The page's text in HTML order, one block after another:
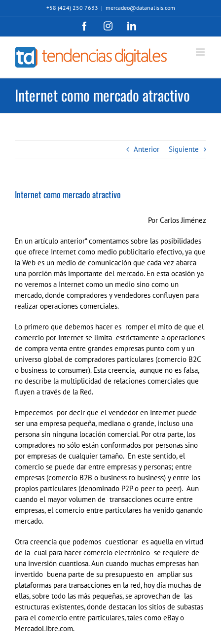
al
+58 (424) 250 7633 | mercadeo@datanalisis.com
FacebookInstagramLinkedIn
Internet como mercado atractivo
Anterior Siguiente
Internet como mercado atractivo
Por Carlos Jiménez
En un artículo anterior* comentamos sobre las posibilidades
que ofrece Internet como medio publicitario efectivo, ya que
la Web es un medio de comunicación que cada vez abarca
una porción más importante del mercado. En esta ocasión ya
no veremos a Internet como un medio sino como un
mercado, donde compradores y vendedores confluyen para
realizar operaciones comerciales.
Lo primero que debemos hacer es romper el mito de que el
comercio por Internet se limita estrictamente a operaciones
de compra venta entre grandes empresas punto com y un
universo global de compradores particulares (comercio B2C
o business to consumer). Esta creencia, aunque no es falsa,
no describe la multiplicidad de relaciones comerciales que
fluyen a través de la Red.
Empecemos por decir que el vendedor en Internet puede
ser una empresa pequeña, mediana o grande, incluso una
persona sin ninguna locación comercial. Por otra parte, los
compradores no sólo están conformados por personas sino
por empresas de cualquier tamaño. En este sentido, el
comercio se puede dar entre empresas y personas; entre
empresas (comercio B2B o business to business) y entre los
propios particulares (denominado P2P o peer to peer). Aun
cuando el mayor volumen de transacciones ocurre entre
empresas, el comercio entre particulares ha venido ganando
mercado.
Otra creencia que podemos cuestionar es aquella en virtud
de la cual para hacer comercio electrónico se requiere de
una inversión cuantiosa. Aun cuando muchas empresas han
invertido buena parte de su presupuesto en ampliar sus
plataformas para transacciones en la red, hoy día muchas de
ellas, sobre todo las más pequeñas, se aprovechan de las
estructuras existentes, donde destacan los sitios de subastas
para el comercio entre particulares, tales como eBay o
MercadoLibre.com.